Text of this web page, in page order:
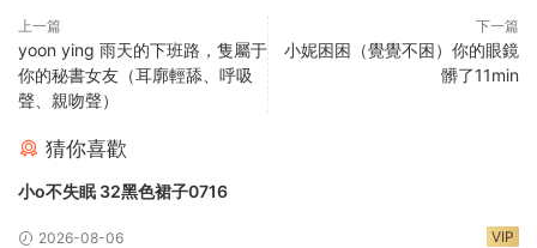
上一篇
yoon ying 雨天的下班路，隻屬于
你的秘書女友（耳廓輕舔、呼吸
聲、親吻聲）
下一篇
小妮困困（覺覺不困）你的眼鏡
髒了11min
猜你喜歡
小o不失眠 32黑色裙子0716
2026-08-06 VIP